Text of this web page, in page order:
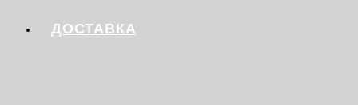
ДОСТАВКА